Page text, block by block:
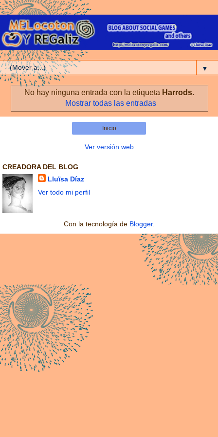
▼
No hay ninguna entrada con la etiqueta Harrods.
Mostrar todas las entradas
Inicio
Ver versión web
CREADORA DEL BLOG
Lluïsa Díaz
Ver todo mi perfil
Con la tecnología de Blogger.